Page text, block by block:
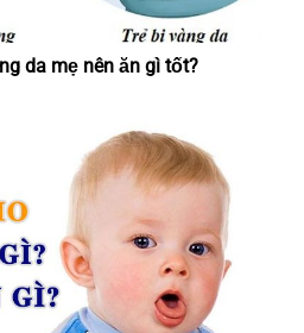
da mẹ nên ăn gì tốt?